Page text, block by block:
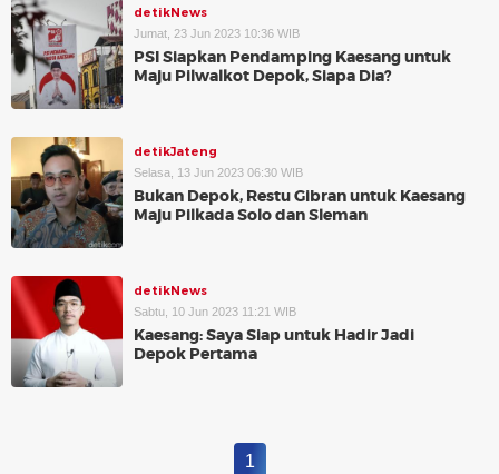
detikNews
Jumat, 23 Jun 2023 10:36 WIB
PSI Siapkan Pendamping Kaesang untuk
Maju Pilwalkot Depok, Siapa Dia?
detikJateng
Selasa, 13 Jun 2023 06:30 WIB
Bukan Depok, Restu Gibran untuk Kaesang
Maju Pilkada Solo dan Sleman
detikNews
Sabtu, 10 Jun 2023 11:21 WIB
Kaesang: Saya Siap untuk Hadir Jadi
Depok Pertama
1